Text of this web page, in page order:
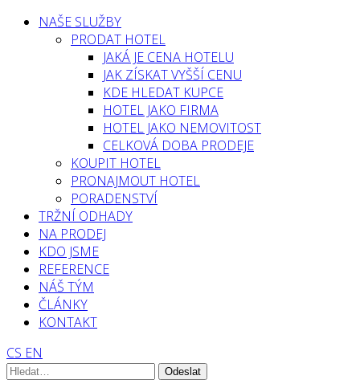
NAŠE SLUŽBY
PRODAT HOTEL
JAKÁ JE CENA HOTELU
JAK ZÍSKAT VYŠŠÍ CENU
KDE HLEDAT KUPCE
HOTEL JAKO FIRMA
HOTEL JAKO NEMOVITOST
CELKOVÁ DOBA PRODEJE
KOUPIT HOTEL
PRONAJMOUT HOTEL
PORADENSTVÍ
TRŽNÍ ODHADY
NA PRODEJ
KDO JSME
REFERENCE
NÁŠ TÝM
ČLÁNKY
KONTAKT
CS EN